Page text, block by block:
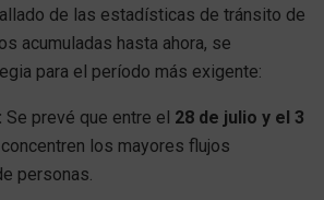
de las estadísticas de tránsito de
acumuladas hasta ahora, se
para el período más exigente:
Se prevé que entre el 28 de julio y el 3
los mayores flujos
personas.